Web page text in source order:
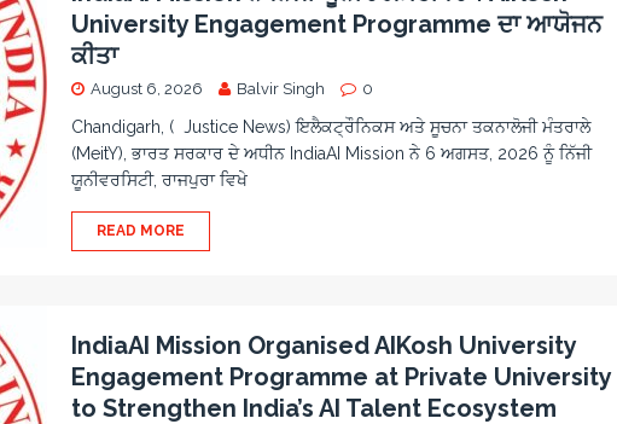
University Engagement Programme ਦਾ ਆਯੋਜਨ
ਕੀਤਾ
August 6, 2026 Balvir Singh 0
Chandigarh, ( Justice News) ਇਲੈਕਟ੍ਰੌਨਿਕਸ ਅਤੇ ਸੂਚਨਾ ਤਕਨਾਲੋਜੀ ਮੰਤਰਾਲੇ
(MeitY), ਭਾਰਤ ਸਰਕਾਰ ਦੇ ਅਧੀਨ IndiaAI Mission ਨੇ 6 ਅਗਸਤ, 2026 ਨੂੰ ਨਿੱਜੀ
ਯੂਨੀਵਰਸਿਟੀ, ਰਾਜਪੁਰਾ ਵਿਖੇ
READ MORE
IndiaAI Mission Organised AIKosh University
Engagement Programme at Private University
to Strengthen India’s AI Talent Ecosystem